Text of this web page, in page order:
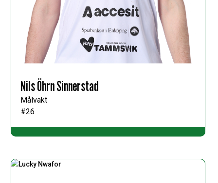
Nils Öhrn Sinnerstad
Målvakt
#26